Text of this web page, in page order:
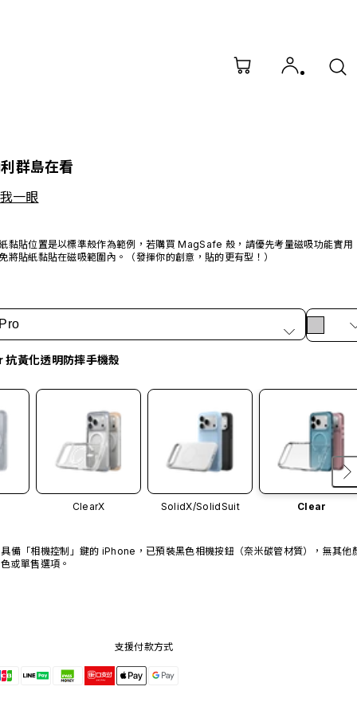
群島在看
一眼
黏貼位置是以標準殼作為範例，若購買 MagSafe 殼，請優先考量磁吸功能實用
將貼紙黏貼在磁吸範圍內。（發揮你的創意，貼的更有型！）
黃化透明防摔手機殼
ClearX SolidX/SolidSuit Clear
具備「相機控制」鍵的 iPhone，已預裝黑色相機按鈕（奈米碳管材質），無其他
色或單售選項。
支援付款方式